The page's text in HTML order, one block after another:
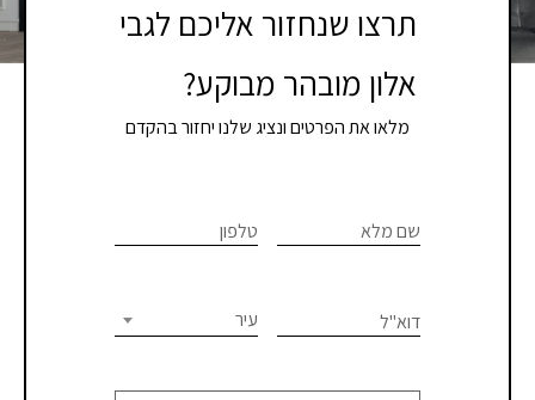
תרצו שנחזור אליכם לגבי
אלון מובהר מבוקע?
מלאו את הפרטים ונציג שלנו יחזור בהקדם
פגישת
או
שם מלא טלפון
דוא"ל עיר
are
this
field